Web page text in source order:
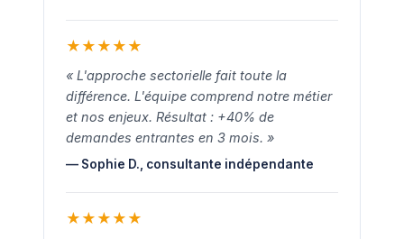
★ ★ ★ ★ ★
« L'approche sectorielle fait toute la
différence. L'équipe comprend notre métier
et nos enjeux. Résultat : +40% de
demandes entrantes en 3 mois. »
— Sophie D., consultante indépendante
★ ★ ★ ★ ★